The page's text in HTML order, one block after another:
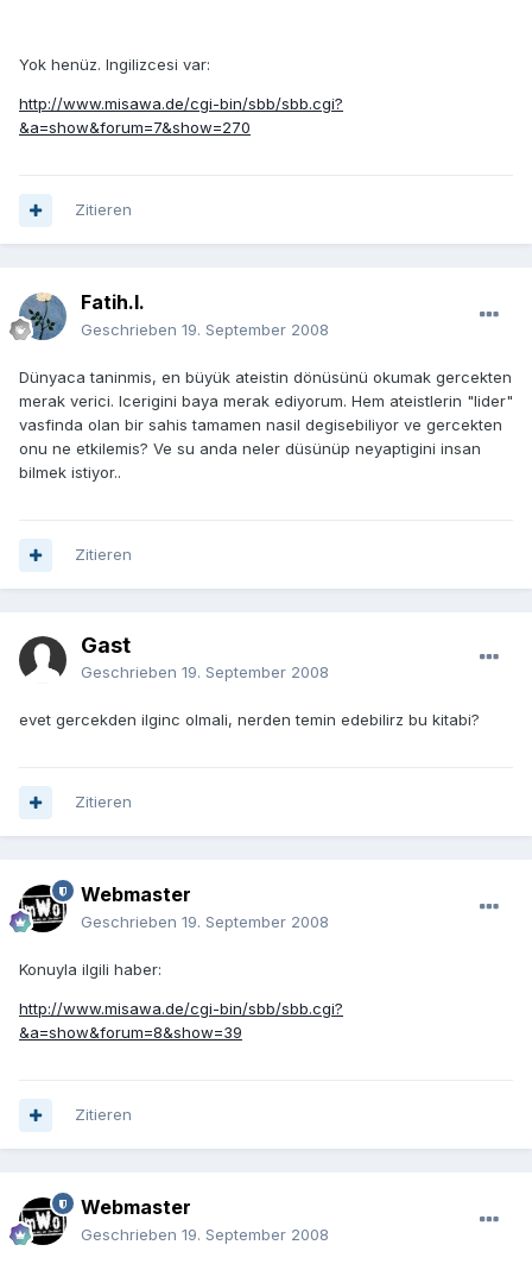
Yok henüz. Ingilizcesi var:
http://www.misawa.de/cgi-bin/sbb/sbb.cgi?
&a=show&forum=7&show=270
Zitieren
Fatih.I.
Geschrieben 19. September 2008
Dünyaca taninmis, en büyük ateistin dönüsünü okumak gercekten
merak verici. Icerigini baya merak ediyorum. Hem ateistlerin "lider"
vasfinda olan bir sahis tamamen nasil degisebiliyor ve gercekten
onu ne etkilemis? Ve su anda neler düsünüp neyaptigini insan
bilmek istiyor..
Zitieren
Gast
Geschrieben 19. September 2008
evet gercekden ilginc olmali, nerden temin edebilirz bu kitabi?
Zitieren
Webmaster
Geschrieben 19. September 2008
Konuyla ilgili haber:
http://www.misawa.de/cgi-bin/sbb/sbb.cgi?
&a=show&forum=8&show=39
Zitieren
Webmaster
Geschrieben 19. September 2008